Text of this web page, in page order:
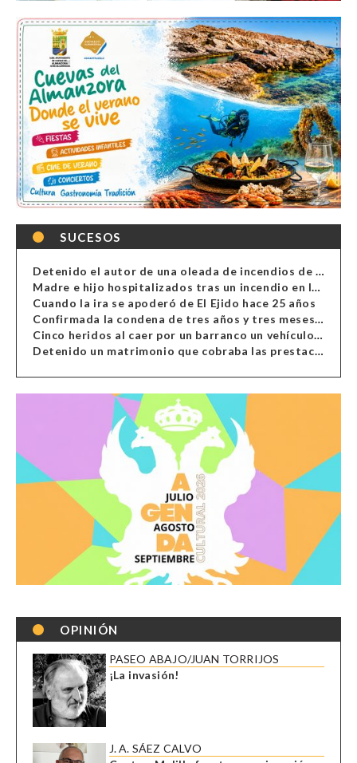
SUCESOS
Detenido el autor de una oleada de incendios de contenedores en Almería
Madre e hijo hospitalizados tras un incendio en la cocina de una vivienda en Almería
Cuando la ira se apoderó de El Ejido hace 25 años
Confirmada la condena de tres años y tres meses al hombre de Antas acusado de xenofobia
Cinco heridos al caer por un barranco un vehículo en Alcolea
Detenido un matrimonio que cobraba las prestaciones de ilegales en Almería, Granada, Málaga, Huelva y Murcia
OPINIÓN
PASEO ABAJO/JUAN TORRIJOS
¡La invasión!
J. A. SÁEZ CALVO